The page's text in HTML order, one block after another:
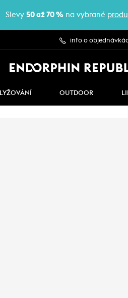
Slevy 50 až 70 % na vybrané
info o
LYŽOVÁNÍ OUTDOOR